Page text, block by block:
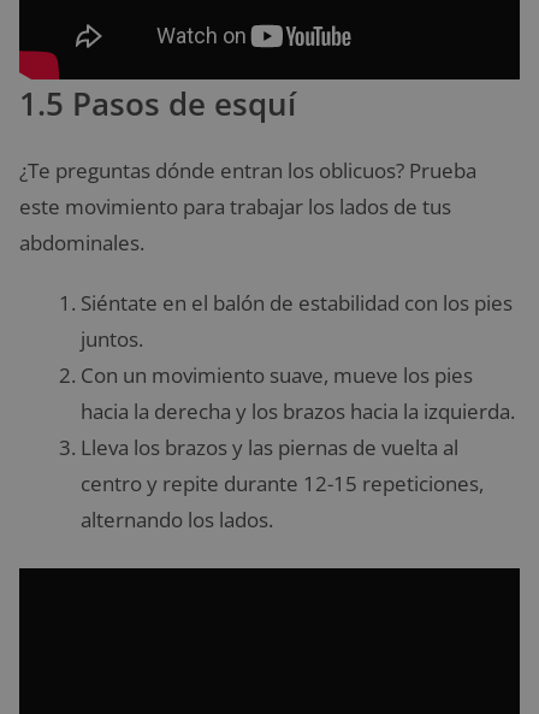
1.5 Pasos de esquí
¿Te preguntas dónde entran los oblicuos? Prueba
este movimiento para trabajar los lados de tus
abdominales.
Siéntate en el balón de estabilidad con los pies
juntos.
Con un movimiento suave, mueve los pies
hacia la derecha y los brazos hacia la izquierda.
Lleva los brazos y las piernas de vuelta al
centro y repite durante 12-15 repeticiones,
alternando los lados.